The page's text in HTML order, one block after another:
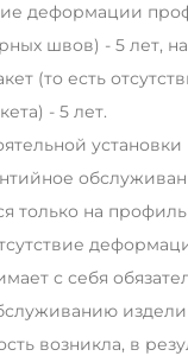
деформации
швов) - 5 лет,
(то есть
- 5 лет.
только на профиль
с себя
возникла, в